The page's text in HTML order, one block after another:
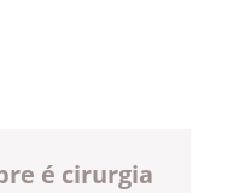
é cirurgia